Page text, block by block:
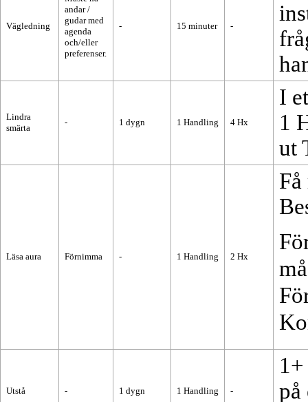
Vägledning
andar /
gudar med
agenda
och/eller
preferenser.
- 15 minuter -
Lindra
smärta
- 1 dygn 1 Handling 4 Hx
I
1
ut
Läsa aura Förnimma - 1 Handling 2 Hx
Utstå - 1 dygn 1 Handling -
1+
på